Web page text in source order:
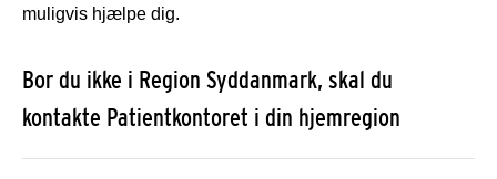
muligvis hjælpe dig.
Bor du ikke i Region Syddanmark, skal du
kontakte Patientkontoret i din hjemregion